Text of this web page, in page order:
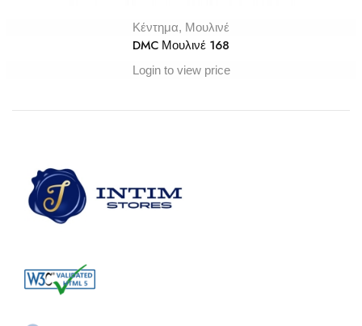
Κέντημα, Μουλινέ
DMC Μουλινέ 168
Login to view price